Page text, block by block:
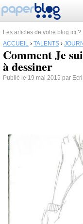
Les articles de votre blog ici
ACCUEIL › TALENTS ›
Comment Je
à dessiner
Publié le 19 mai 2015 par